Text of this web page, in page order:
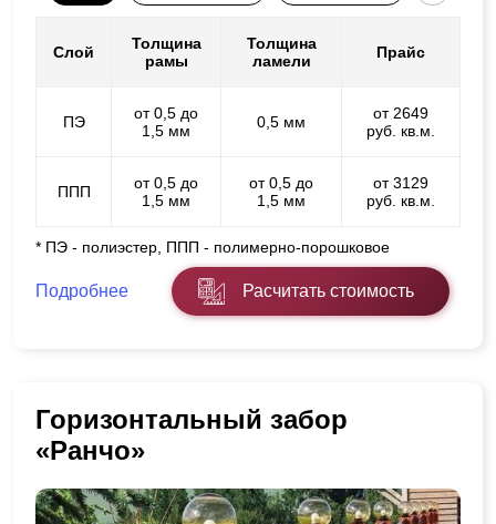
Слой
Толщина
рамы
Толщина
ламели
Прайс
ПЭ
от 0,5 до
1,5 мм
0,5 мм
от 2649
руб. кв.м.
ППП
от 0,5 до
1,5 мм
от 0,5 до
1,5 мм
от 3129
руб. кв.м.
* ПЭ - полиэстер, ППП - полимерно-порошковое
Подробнее Расчитать стоимость
Горизонтальный забор
«Ранчо»